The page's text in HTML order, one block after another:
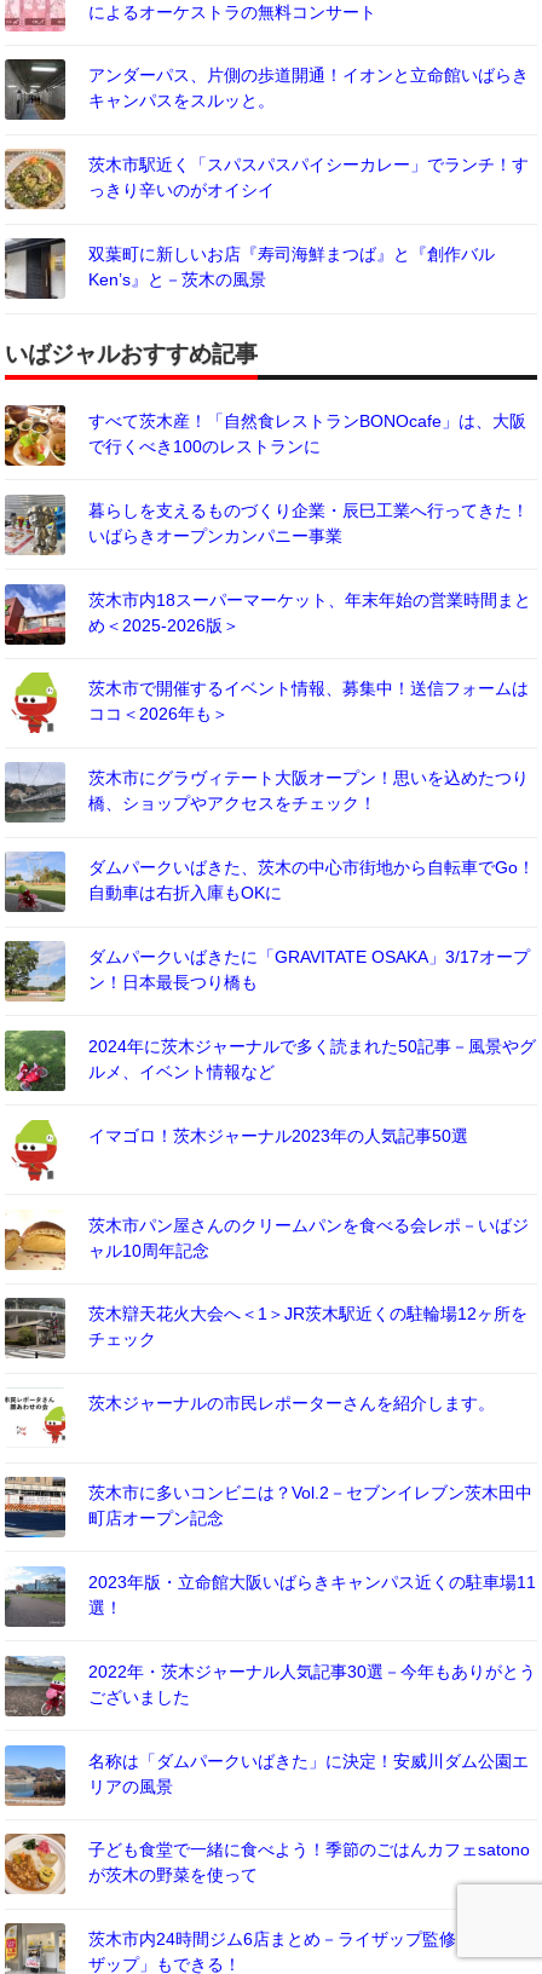
によるオーケストラの無料コンサート
アンダーパス、片側の歩道開通！イオンと立命館いばらき
キャンパスをスルッと。
茨木市駅近く「スパスパスパイシーカレー」でランチ！す
っきり辛いのがオイシイ
双葉町に新しいお店『寿司海鮮まつば』と『創作バル
Ken’s』と－茨木の風景
いばジャルおすすめ記事
すべて茨木産！「自然食レストランBONOcafe」は、大阪
で行くべき100のレストランに
暮らしを支えるものづくり企業・辰巳工業へ行ってきた！
いばらきオープンカンパニー事業
茨木市内18スーパーマーケット、年末年始の営業時間まと
め＜2025-2026版＞
茨木市で開催するイベント情報、募集中！送信フォームは
ココ＜2026年も＞
茨木市にグラヴィテート大阪オープン！思いを込めたつり
橋、ショップやアクセスをチェック！
ダムパークいばきた、茨木の中心市街地から自転車でGo！
自動車は右折入庫もOKに
ダムパークいばきたに「GRAVITATE OSAKA」3/17オープ
ン！日本最長つり橋も
2024年に茨木ジャーナルで多く読まれた50記事－風景やグ
ルメ、イベント情報など
イマゴロ！茨木ジャーナル2023年の人気記事50選
茨木市パン屋さんのクリームパンを食べる会レポ－いばジ
ャル10周年記念
茨木辯天花火大会へ＜1＞JR茨木駅近くの駐輪場12ヶ所を
チェック
茨木ジャーナルの市民レポーターさんを紹介します。
茨木市に多いコンビニは？Vol.2－セブンイレブン茨木田中
町店オープン記念
2023年版・立命館大阪いばらきキャンパス近くの駐車場11
選！
2022年・茨木ジャーナル人気記事30選－今年もありがとう
ございました
名称は「ダムパークいばきた」に決定！安威川ダム公園エ
リアの風景
子ども食堂で一緒に食べよう！季節のごはんカフェsatono
が茨木の野菜を使って
茨木市内24時間ジム6店まとめ－ライザップ監修「チョコ
ザップ」もできる！